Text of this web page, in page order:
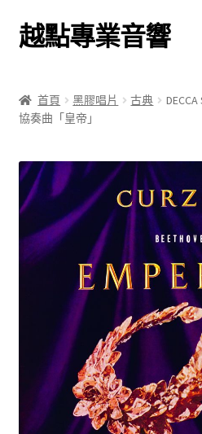
跳
至
覽
列
跳
至
要
內
越點專業音響
商店
關於我們
我的帳號
結帳
首頁 黑膠唱片 古典
協奏曲「皇帝」